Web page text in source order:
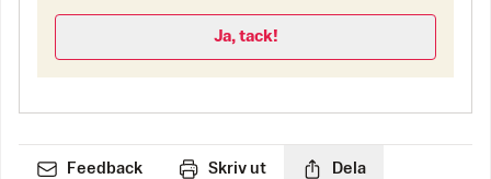
Ja, tack!
Feedback Skriv ut Dela